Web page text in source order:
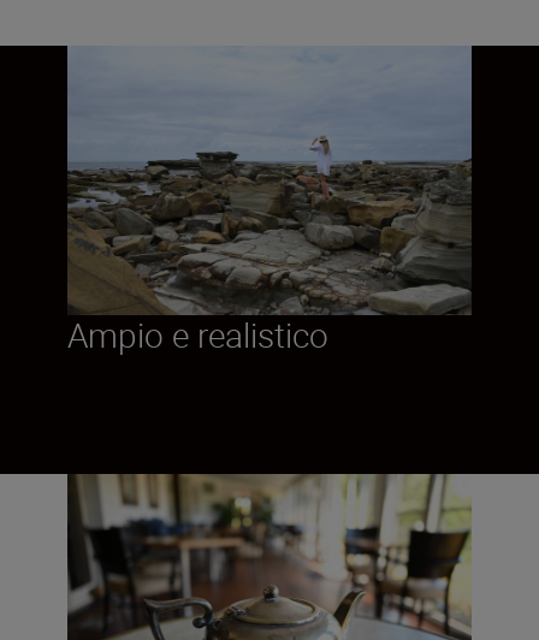
Ampio e realistico